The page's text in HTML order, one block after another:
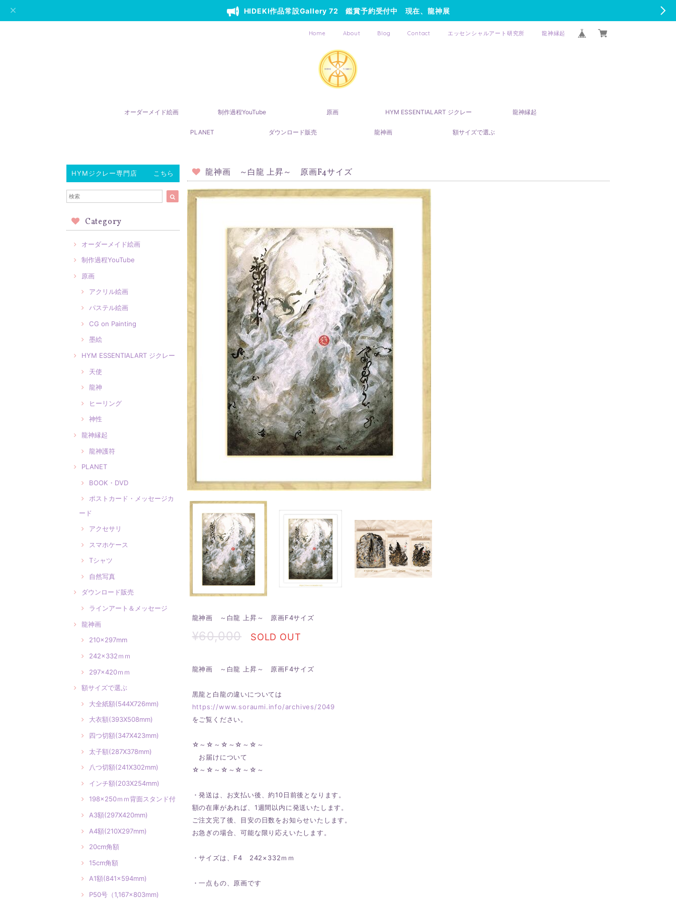
HIDEKI作品常設Gallery 72 鑑賞予約受付中 現在、龍神展
Home About Blog Contact エッセンシャルアート研究所 龍神縁起
オーダーメイド絵画 制作過程YouTube 原画 HYM ESSENTIALART ジクレー 龍神縁起
PLANET ダウンロード販売 龍神画 額サイズで選ぶ
HYMジクレー専門店 こちら
Category
オーダーメイド絵画
制作過程YouTube
原画
アクリル絵画
パステル絵画
CG on Painting
墨絵
HYM ESSENTIALART ジクレー
天使
龍神
ヒーリング
神性
龍神縁起
龍神護符
PLANET
BOOK・DVD
ポストカード・メッセージカ
ード
アクセサリ
スマホケース
Tシャツ
自然写真
ダウンロード販売
ラインアート＆メッセージ
龍神画
210×297mm
242×332ｍｍ
297×420ｍｍ
額サイズで選ぶ
大全紙額(544X726mm)
大衣額(393X508mm)
四つ切額(347X423mm)
太子額(287X378mm)
八つ切額(241X302mm)
インチ額(203X254mm)
198×250ｍｍ背面スタンド付
A3額(297X420mm)
A4額(210X297mm)
20cm角額
15cm角額
A1額(841×594mm)
P50号（1,167×803mm)
龍神画 ～白龍 上昇～ 原画F4サイズ
龍神画 ～白龍 上昇～ 原画F4サイズ
¥60,000 SOLD OUT
龍神画 ～白龍 上昇～ 原画F4サイズ
黒龍と白龍の違いについては
https://www.soraumi.info/archives/2049
をご覧ください。
☆～☆～☆～☆～☆～
お届けについて
☆～☆～☆～☆～☆～
・発送は、お支払い後、約10日前後となります。
額の在庫があれば、1週間以内に発送いたします。
ご注文完了後、目安の日数をお知らせいたします。
お急ぎの場合、可能な限り応えいたします。
・サイズは、F4 242×332ｍｍ
・一点もの、原画です